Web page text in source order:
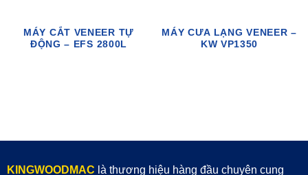
MÁY CẮT VENEER TỰ
ĐỘNG – EFS 2800L
MÁY CƯA LẠNG VENEER –
KW VP1350
KINGWOODMAC là thương hiệu hàng đầu chuyên cung